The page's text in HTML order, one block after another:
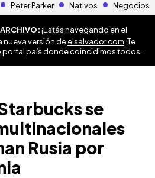
Peter Parker Nativos Negocios
¡Estás navegando en el
nueva versión deelsalvador.com . Te
portal país donde coincidimos todos.
se
Rusia por